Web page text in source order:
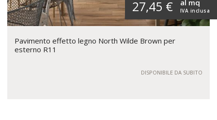
27,45 € IVA inclusa
al mq
Pavimento effetto legno North Wilde Brown per
esterno R11
DISPONIBILE DA SUBITO